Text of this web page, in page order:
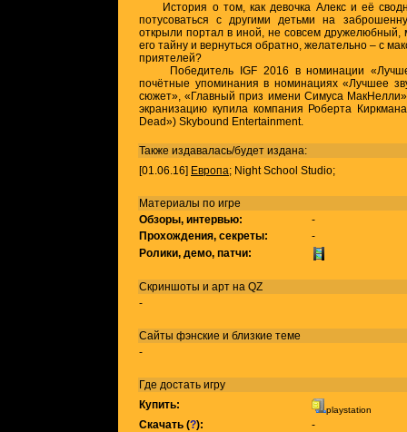
История о том, как девочка Алекс и её
потусоваться с другими детьми на
открыли портал в иной, не совсем
его тайну и вернуться обратно, желательно – с
приятелей?
Победитель IGF 2016 в номинации
почётные упоминания в номинациях «Лучшее
сюжет», «Главный приз имени Симуса
экранизацию купила компания Роберта
Dead») Skybound Entertainment.
Также издавалась/будет издана:
[01.06.16] Европа; Night School Studio;
Материалы по игре
Обзоры, интервью:
-
Прохождения, секреты:
-
Ролики, демо, патчи:
Скриншоты и арт на QZ
-
Сайты фэнские и близкие теме
-
Где достать игру
Купить:
playstation
Скачать (?): -